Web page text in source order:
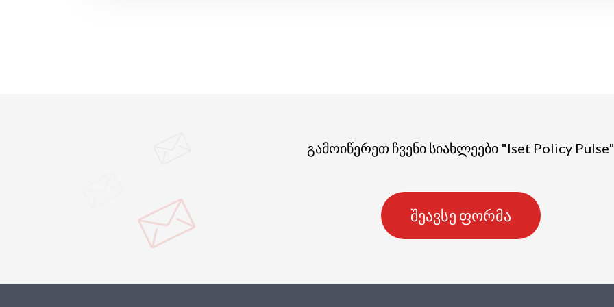
გამოიწერეთ ჩვენი სიახლეები "Iset Policy Pulse"
შეავსე ფორმა